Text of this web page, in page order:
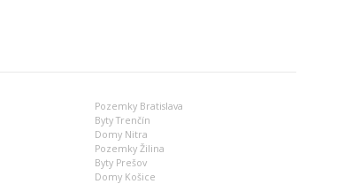
Pozemky Bratislava
Byty Trenčín
Domy Nitra
Pozemky Žilina
Byty Prešov
Domy Košice